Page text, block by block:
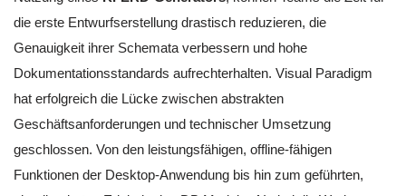
die erste Entwurfserstellung drastisch reduzieren, die
Genauigkeit ihrer Schemata verbessern und hohe
Dokumentationsstandards aufrechterhalten. Visual Paradigm
hat erfolgreich die Lücke zwischen abstrakten
Geschäftsanforderungen und technischer Umsetzung
geschlossen. Von den leistungsfähigen, offline-fähigen
Funktionen der Desktop-Anwendung bis hin zum geführten,